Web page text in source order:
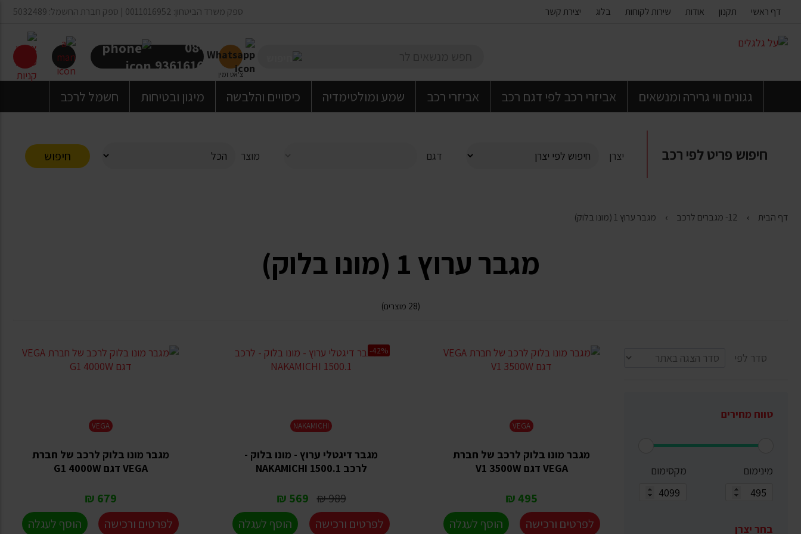
העמוד
דף ראשי תקנון אודות שירות לקוחות בלוג יצירת קשר ספק משרד הביטחון: 0011016952 | ספק חברת החשמל: 5032489
צ'אט זמין
08-
9361616
גגונים ווי גרירה ומנשאים אביזרי רכב לפי דגם רכב אביזרי רכב שמע ומולטימדיה כיסויים והלבשה מיגון ובטיחות חשמל לרכב
חיפוש פריט לפי רכב יצרן דגם מוצר חיפוש
דף הבית 12- מגברים לרכב מגבר ערוץ 1 (מונו בלוק)
מגבר ערוץ 1 (מונו בלוק)
(28 מוצרים)
סדר לפי
טווח מחירים
מינימום מקסימום
בחר יצרן
VEGA
מגבר מונו בלוק לרכב של חברת
VEGA דגם V1 3500W
495 ₪
לפרטים ורכישה
הוסף לעגלה
NAKAMICHI
מגבר דיגטלי ערוץ - מונו בלוק -
לרכב NAKAMICHI 1500.1
989 ₪
569 ₪
-42%
לפרטים ורכישה הוסף לעגלה
VEGA
מגבר מונו בלוק לרכב של חברת
VEGA דגם G1 4000W
679 ₪
לפרטים ורכישה
הוסף לעגלה